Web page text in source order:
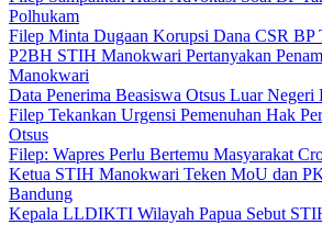
Polhukam
Filep Minta Dugaan Korupsi Dana CSR BP
P2BH STIH Manokwari Pertanyakan
Manokwari
Data Penerima Beasiswa Otsus Luar
Filep Tekankan Urgensi Pemenuhan Hak
Otsus
Filep: Wapres Perlu Bertemu Masyarakat
Ketua STIH Manokwari Teken MoU dan
Bandung
Kepala LLDIKTI Wilayah Papua Sebut